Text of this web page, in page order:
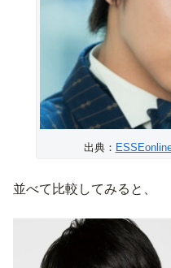
出典：
並べて比較してみると、